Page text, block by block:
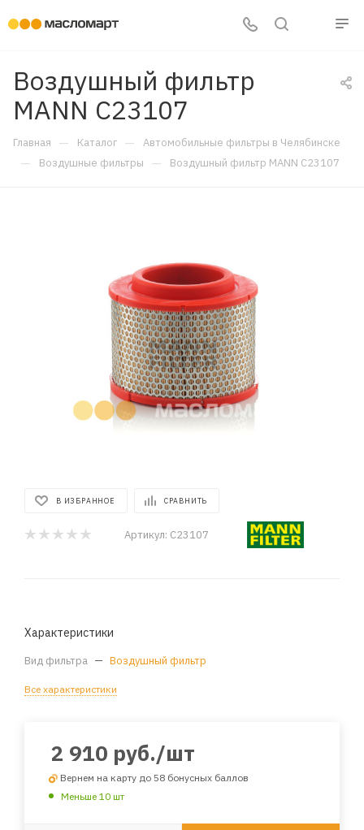
Воздушный фильтр
MANN C23107
Главная — Каталог — Автомобильные фильтры в Челябинске
— Воздушные фильтры — Воздушный фильтр MANN C23107
В ИЗБРАННОЕ СРАВНИТЬ
Артикул: C23107
Характеристики
Вид фильтра — Воздушный фильтр
Все характеристики
2 910 руб./шт
Вернем на карту до 58 бонусных баллов
Меньше 10 шт